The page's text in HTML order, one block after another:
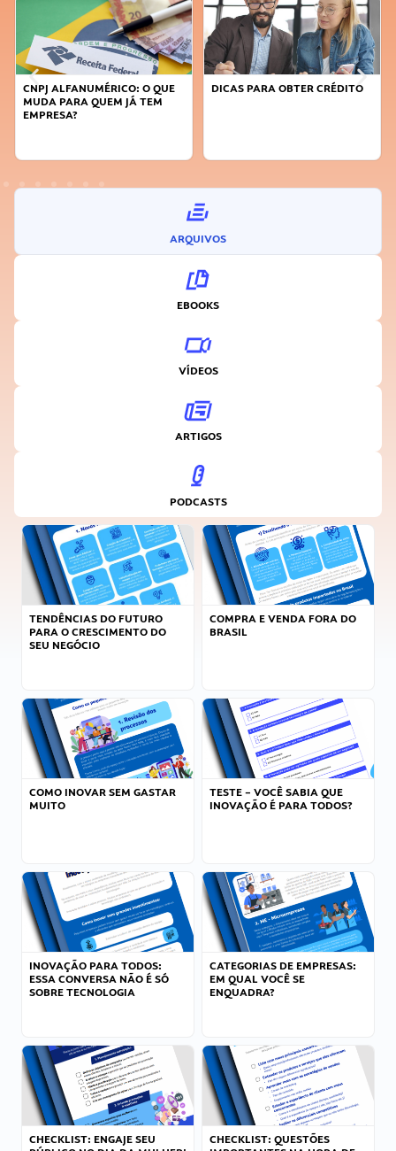
DICAS PARA OBTER CRÉDITO
FAÇA A DIFERENÇA: SEJA
ARQUIVOS
EBOOKS
VÍDEOS
ARTIGOS
PODCASTS
TENDÊNCIAS DO FUTURO
PARA O CRESCIMENTO DO
SEU NEGÓCIO
COMPRA E VENDA FORA DO
BRASIL
COMO INOVAR SEM GASTAR
MUITO
TESTE – VOCÊ SABIA QUE
INOVAÇÃO É PARA TODOS?
INOVAÇÃO PARA TODOS:
ESSA CONVERSA NÃO É SÓ
SOBRE TECNOLOGIA
CATEGORIAS DE EMPRESAS:
EM QUAL VOCÊ SE
ENQUADRA?
CHECKLIST: ENGAJE SEU
CHECKLIST: QUESTÕES